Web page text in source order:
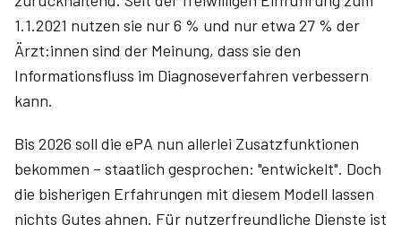
1.1.2021 nutzen sie nur 6 % und nur etwa 27 % der
Ärzt:innen sind der Meinung, dass sie den
Informationsfluss im Diagnoseverfahren verbessern
kann.
Bis 2026 soll die ePA nun allerlei Zusatzfunktionen
bekommen – staatlich gesprochen: "entwickelt". Doch
die bisherigen Erfahrungen mit diesem Modell lassen
nichts Gutes ahnen. Für nutzerfreundliche Dienste ist